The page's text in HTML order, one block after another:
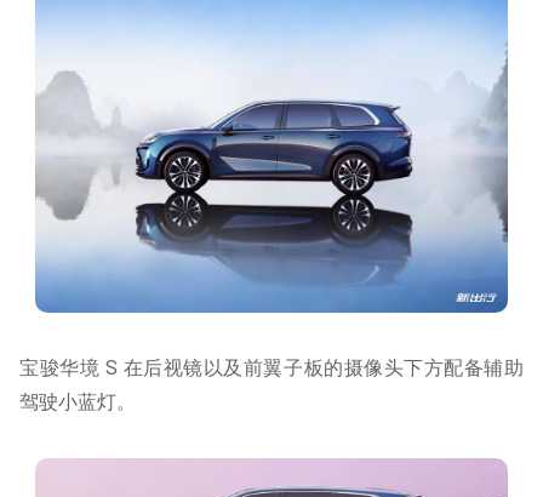
宝骏华境 S 在后视镜以及前翼子板的摄像头下方配备辅助
驾驶小蓝灯。